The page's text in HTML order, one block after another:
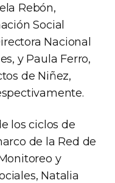
Rebón,
Social
Nacional
y Paula Ferro,
de Niñez,
los ciclos de
de la Red de
y
Natalia